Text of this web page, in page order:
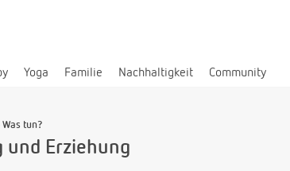
Yoga Familie Nachhaltigkeit Community
tun?
und Erziehung